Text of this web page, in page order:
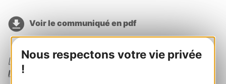
Nous respectons votre vie privée
!
Voir le communiqué en pdf
[1]
Les 9 lauréats des 10èmes Trophées de
l’Innovation du Tourisme